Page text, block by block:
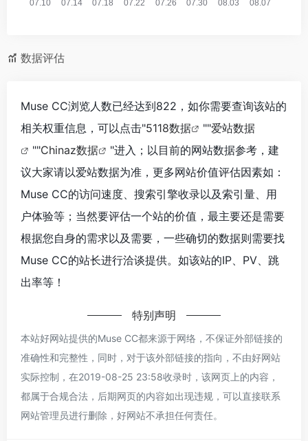
数据评估
Muse CC浏览人数已经达到822，如你需要查询该站的
相关权重信息，可以点击"5118数据 ""爱站数据
""Chinaz数据
"进入；以目前的网站数据参考，建
议大家请以爱站数据为准，更多网站价值评估因素如：
Muse CC的访问速度、搜索引擎收录以及索引量、用
户体验等；当然要评估一个站的价值，最主要还是需要
根据您自身的需求以及需要，一些确切的数据则需要找
Muse CC的站长进行洽谈提供。如该站的IP、PV、跳
出率等！
特别声明
本站好网站提供的Muse CC都来源于网络，不保证外部链接的
准确性和完整性，同时，对于该外部链接的指向，不由好网站
实际控制，在2019-08-25 23:58收录时，该网页上的内容，
都属于合规合法，后期网页的内容如出现违规，可以直接联系
网站管理员进行删除，好网站不承担任何责任。